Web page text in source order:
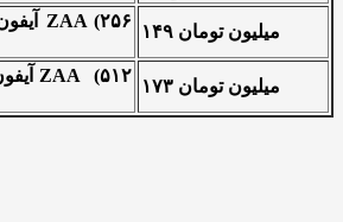
۱۴۹ میلیون تومان
۱۷۳ میلیون تومان